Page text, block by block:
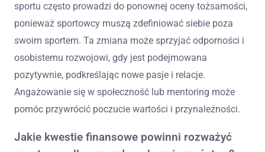
sportu często prowadzi do ponownej oceny tożsamości,
ponieważ sportowcy muszą zdefiniować siebie poza
swoim sportem. Ta zmiana może sprzyjać odporności i
osobistemu rozwojowi, gdy jest podejmowana
pozytywnie, podkreślając nowe pasje i relacje.
Angażowanie się w społeczność lub mentoring może
pomóc przywrócić poczucie wartości i przynależności.
Jakie kwestie finansowe powinni rozważyć